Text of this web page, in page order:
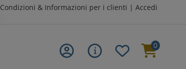
Condizioni & Informazioni per i clienti | Accedi
0